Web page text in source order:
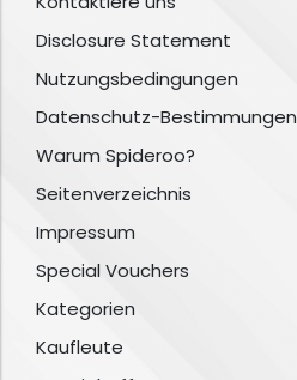
Disclosure Statement
Nutzungsbedingungen
Datenschutz-Bestimmungen
Warum Spideroo?
Seitenverzeichnis
Impressum
Special Vouchers
Kategorien
Kaufleute